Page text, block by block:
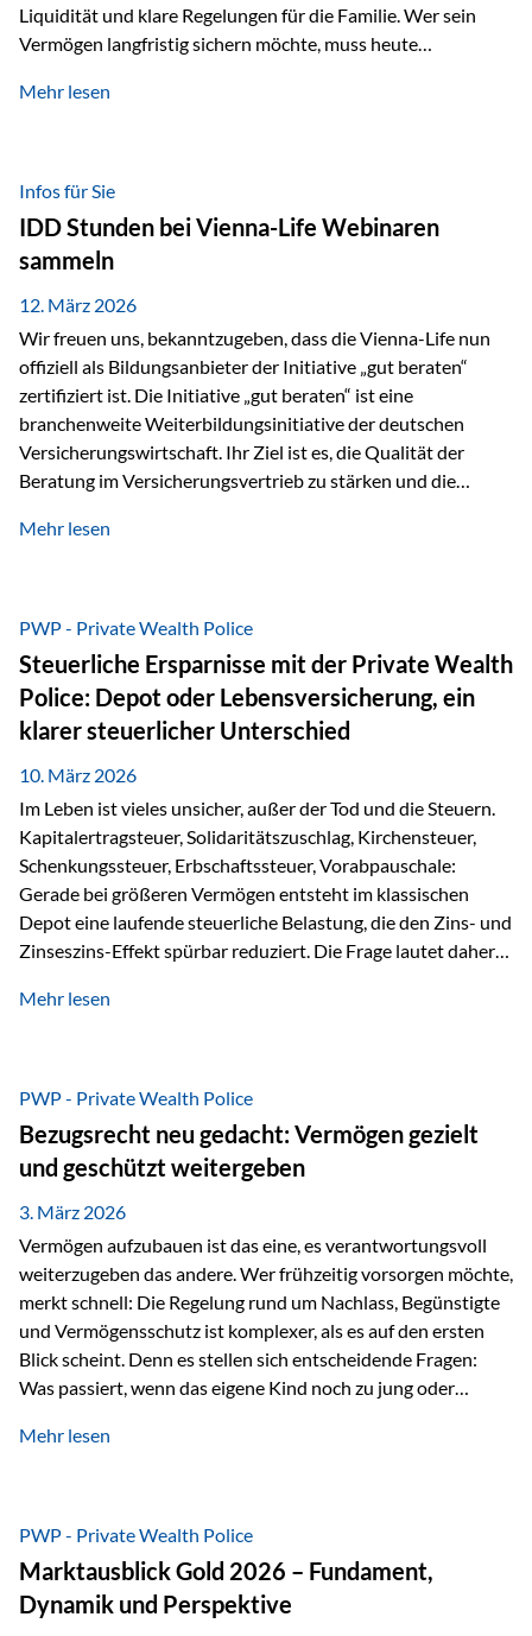
Liquidität und klare Regelungen für die Familie. Wer sein
Vermögen langfristig sichern möchte, muss heute
„Erfolgsformel Liechtenstein“, herausgegeben und verfasst
Vermögensschutz strategisch miteinander verbindet.
Warum klassische Nachfolgeplanung oft scheitert Viele
Vermögen werden erst im Todesfall übertragen. Das kann zu
Problemen führen: Hohe Erbschaftsteuern Streitigkeiten
zwischen Erben Liquiditätsprobleme bei Immobilien…
Mehr lesen
Infos für Sie
IDD Stunden bei Vienna-Life Webinaren
sammeln
12. März 2026
Wir freuen uns, bekanntzugeben, dass die Vienna-Life nun
offiziell als Bildungsanbieter der Initiative „gut beraten“
zertifiziert ist. Die Initiative „gut beraten“ ist eine
branchenweite Weiterbildungsinitiative der deutschen
Versicherungswirtschaft. Ihr Ziel ist es, die Qualität der
Beratung im Versicherungsvertrieb zu stärken und die
Personen transparent zu dokumentieren. Seit der
Stunden pro Jahr für vertrieblich tätige Personen in der
Versicherungsbranche. Über die Weiterbildungsdatenbank
von „gut beraten“ können absolvierte Bildungsmaßnahmen
zentral erfasst und dokumentiert werden. „gut beraten“
zertifiziert Als zertifizierter Bildungsanbieter können unsere
Webinare nun für die…
Mehr lesen
PWP - Private Wealth Police
Steuerliche Ersparnisse mit der Private Wealth
Police: Depot oder Lebensversicherung, ein
klarer steuerlicher Unterschied
10. März 2026
Im Leben ist vieles unsicher, außer der Tod und die Steuern.
Kapitalertragsteuer, Solidaritätszuschlag, Kirchensteuer,
Schenkungssteuer, Erbschaftssteuer, Vorabpauschale:
Gerade bei größeren Vermögen entsteht im klassischen
Depot eine laufende steuerliche Belastung, die den Zins- und
Zinseszins-Effekt spürbar reduziert. Die Frage lautet daher:
nicht laufend Kapital entziehen – sondern möglichst lange im
Privatdepot fallen an: Abgeltungssteuer Fondsbesteuerung
(Vorabpauschale, Teilfreistellung) Kein steuerlicher Abzug
der Vermögensverwaltungs-Gebühren /
Depotbankgebühren Jährliches Steuerreporting erforderlich
Zinsen, Dividenden und Kursgewinne werden laufend
besteuert.
Mehr lesen
PWP - Private Wealth Police
Bezugsrecht neu gedacht: Vermögen gezielt
und geschützt weitergeben
3. März 2026
Vermögen aufzubauen ist das eine, es verantwortungsvoll
weiterzugeben das andere. Wer frühzeitig vorsorgen möchte,
merkt schnell: Die Regelung rund um Nachlass, Begünstigte
und Vermögensschutz ist komplexer, als es auf den ersten
Blick scheint. Denn es stellen sich entscheidende Fragen:
Was passiert, wenn das eigene Kind noch zu jung oder
verwalten? Wie kann verhindert werden, dass Ex-Partner,
unbürokratisch übertragen, ohne ausschließlich auf ein
Testament angewiesen zu sein? Wenn klassische Lösungen
nicht ausreichen Traditionelle Nachlassregelungen stoßen
oft…
Mehr lesen
PWP - Private Wealth Police
Marktausblick Gold 2026 – Fundament,
Dynamik und Perspektive